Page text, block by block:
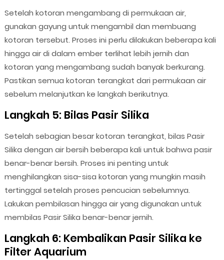
Setelah kotoran mengambang di permukaan air,
gunakan gayung untuk mengambil dan membuang
kotoran tersebut. Proses ini perlu dilakukan beberapa kali
hingga air di dalam ember terlihat lebih jernih dan
kotoran yang mengambang sudah banyak berkurang.
Pastikan semua kotoran terangkat dari permukaan air
sebelum melanjutkan ke langkah berikutnya.
Langkah 5: Bilas Pasir Silika
Setelah sebagian besar kotoran terangkat, bilas Pasir
Silika dengan air bersih beberapa kali untuk bahwa pasir
benar-benar bersih. Proses ini penting untuk
menghilangkan sisa-sisa kotoran yang mungkin masih
tertinggal setelah proses pencucian sebelumnya.
Lakukan pembilasan hingga air yang digunakan untuk
membilas Pasir Silika benar-benar jernih.
Langkah 6: Kembalikan Pasir Silika ke
Filter Aquarium